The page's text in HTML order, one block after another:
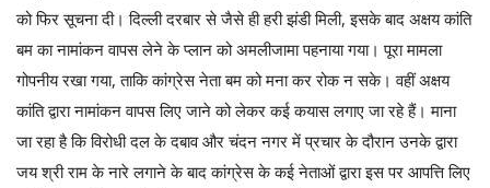
को फिर सूचना दी। दिल्ली दरबार से जैसे ही हरी झंडी मिली, इसके बाद अक्षय कांति
बम का नामांकन वापस लेने के प्लान को अमलीजामा पहनाया गया। पूरा मामला
गोपनीय रखा गया, ताकि कांग्रेस नेता बम को मना कर रोक न सके। वहीं अक्षय
कांति द्वारा नामांकन वापस लिए जाने को लेकर कई कयास लगाए जा रहे हैं। माना
जा रहा है कि विरोधी दल के दबाव और चंदन नगर में प्रचार के दौरान उनके द्वारा
जय श्री राम के नारे लगाने के बाद कांग्रेस के कई नेताओं द्वारा इस पर आपत्ति लिए